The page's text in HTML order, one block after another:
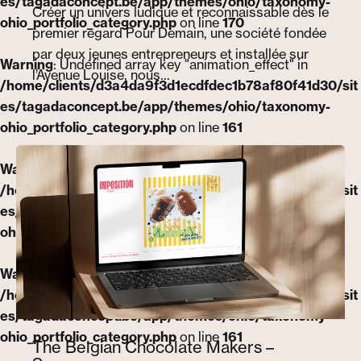
Créer un univers ludique et reconnaissable dès le
premier regard Pour Demain, une société fondée
par deux jeunes entrepreneurs et installée sur
l’Avenue Louise, nous…
The Belgian Chocolate Makers –
ohio_portfolio_category.php on line 170
Warning: Undefined array key "animation_effect" in
/home/clients/d3a4da9f3d1ecdfdec1b78af80f41d30/sit
es/tagadaconcept.be/app/themes/ohio/taxonomy-
ohio_portfolio_category.php on line 161
Warning
: Undefined variable $grid_offset_class in
/home/clients/d3a4da9f3d1ecdfdec1b78af80f41d30/sit
es/tagadaconcept.be/app/themes/ohio/taxonomy-
ohio_portfolio_category.phpon line 170
Warning
: Undefined array key "animation_effect" in
/home/clients/d3a4da9f3d1ecdfdec1b78af80f41d30/sit
es/tagadaconcept.be/app/themes/ohio/taxonomy-
ohio_portfolio_category.phpon line 161